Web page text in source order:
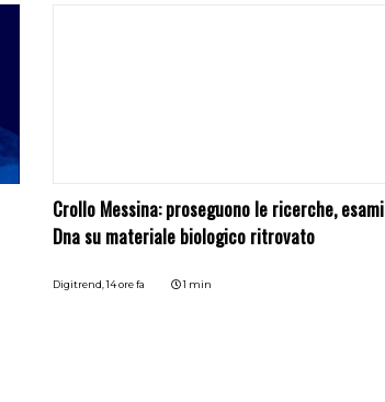
Crollo Messina: proseguono le ricerche, esami
Dna su materiale biologico ritrovato
Digitrend,14 ore fa 1 min